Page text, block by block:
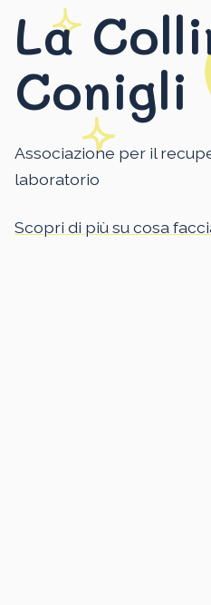
La
Conigli
Associazione per il
laboratorio
Scopri di più su cosa